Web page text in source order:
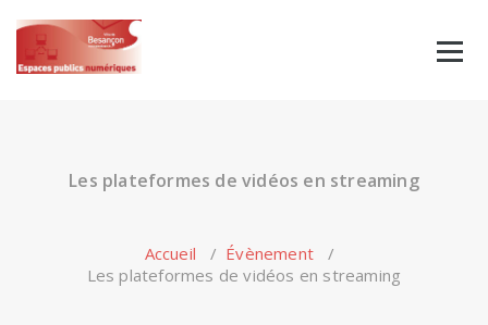
content
Les plateformes de vidéos en streaming
Accueil / Évènement /
Les plateformes de vidéos en streaming